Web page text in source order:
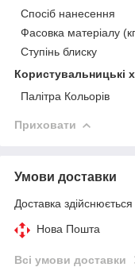
Спосіб нанесення
Фасовка матеріалу
Ступінь блиску
Користувальницькі
Палітра Кольорів
Приховати
Умови доставки
Доставка
Нова Пошта
Всі умови доставки